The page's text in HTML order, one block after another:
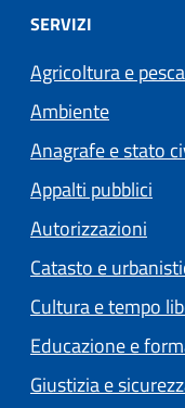
SERVIZI
Agricoltura e pesca
Ambiente
Anagrafe e stato
Appalti pubblici
Autorizzazioni
Catasto e
Cultura e tempo
Educazione e
Giustizia e